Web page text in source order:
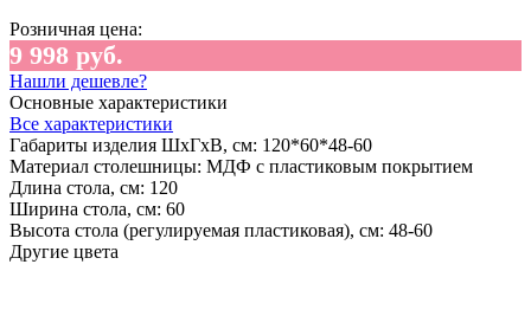
Розничная цена:
9 998 руб.
Нашли дешевле?
Основные характеристики
Все характеристики
Габариты изделия ШхГхВ, см: 120*60*48-60
Материал столешницы: МДФ с пластиковым покрытием
Длина стола, см: 120
Ширина стола, см: 60
Высота стола (регулируемая пластиковая), см: 48-60
Другие цвета